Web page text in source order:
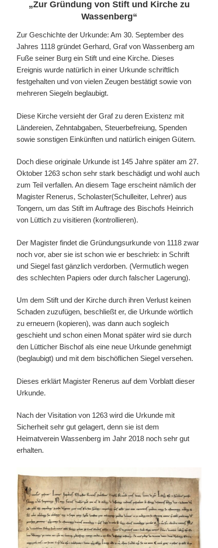
„Zur Gründung von Stift und Kirche zu
Wassenberg“
Zur Geschichte der Urkunde: Am 30. September des
Jahres 1118 gründet Gerhard, Graf von Wassenberg am
Fuße seiner Burg ein Stift und eine Kirche. Dieses
Ereignis wurde natürlich in einer Urkunde schriftlich
festgehalten und von vielen Zeugen bestätigt sowie von
mehreren Siegeln beglaubigt.
Diese Kirche versieht der Graf zu deren Existenz mit
Ländereien, Zehntabgaben, Steuerbefreiung, Spenden
sowie sonstigen Einkünften und natürlich einigen Gütern.
Doch diese originale Urkunde ist 145 Jahre später am 27.
Oktober 1263 schon sehr stark beschädigt und wohl auch
zum Teil verfallen. An diesem Tage erscheint nämlich der
Magister Renerus, Scholaster(Schulleiter, Lehrer) aus
Tongern, um das Stift im Auftrage des Bischofs Heinrich
von Lüttich zu visitieren (kontrollieren).
Der Magister findet die Gründungsurkunde von 1118 zwar
noch vor, aber sie ist schon wie er beschrieb: in Schrift
und Siegel fast gänzlich verdorben. (Vermutlich wegen
des schlechten Papiers oder durch falscher Lagerung).
Um dem Stift und der Kirche durch ihren Verlust keinen
Schaden zuzufügen, beschließt er, die Urkunde wörtlich
zu erneuern (kopieren), was dann auch sogleich
geschieht und schon einen Monat später wird sie durch
den Lütticher Bischof als eine neue Urkunde genehmigt
(beglaubigt) und mit dem bischöflichen Siegel versehen.
Dieses erklärt Magister Renerus auf dem Vorblatt dieser
Urkunde.
Nach der Visitation von 1263 wird die Urkunde mit
Sicherheit sehr gut gelagert, denn sie ist dem
Heimatverein Wassenberg im Jahr 2018 noch sehr gut
erhalten.